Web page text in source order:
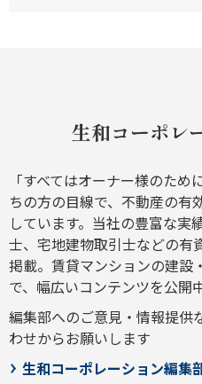
生和コーポレ
「すべてはオーナー様のた
ちの方の目線で、不動産の有
しています。当社の豊富な実
士、宅地建物取引士などの有
掲載。賃貸マンションの建設
で、幅広いコンテンツを公開中
編集部へのご意見・情報提供
わせからお願いします
生和コーポレーション編集